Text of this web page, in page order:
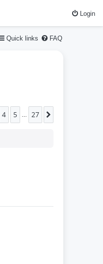
Login
Quick links FAQ
4 5 27